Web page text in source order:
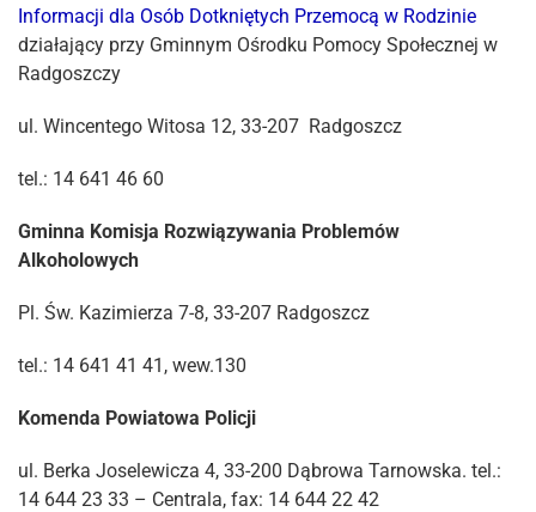
Informacji dla Osób Dotkniętych Przemocą w Rodzinie
działający przy Gminnym Ośrodku Pomocy Społecznej w
Radgoszczy
ul. Wincentego Witosa 12, 33-207 Radgoszcz
tel.: 14 641 46 60
Gminna Komisja Rozwiązywania Problemów
Alkoholowych
Pl. Św. Kazimierza 7-8, 33-207 Radgoszcz
tel.: 14 641 41 41, wew.130
Komenda Powiatowa Policji
ul. Berka Joselewicza 4, 33-200 Dąbrowa Tarnowska. tel.:
14 644 23 33 – Centrala, fax: 14 644 22 42